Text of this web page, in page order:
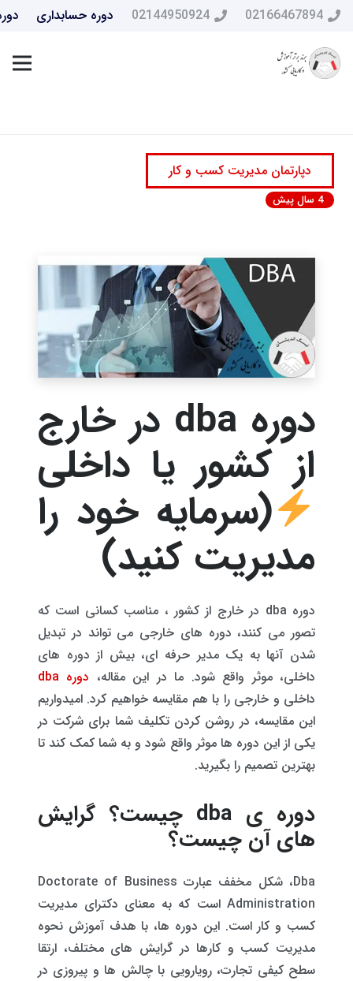
02166467894
02144950924 دوره حسابداری
دپارتمان مدیریت کسب و کار
4 سال پیش
دوره dba در خارج
از کشور یا داخلی
(سرمایه خود را
مدیریت کنید)
دوره dba در خارج از کشور ، مناسب کسانی است که
تصور می کنند، دوره های خارجی می تواند در تبدیل
شدن آنها به یک مدیر حرفه ای، بیش از دوره های
داخلی، موثر واقع شود. ما در این مقاله، دوره dba
داخلی و خارجی را با هم مقایسه خواهیم کرد. امیدواریم
این مقایسه، در روشن کردن تکلیف شما برای شرکت در
یکی از این دوره ها موثر واقع شود و به شما کمک کند تا
بهترین تصمیم را بگیرید.
دوره ی dba چیست؟ گرایش
های آن چیست؟
Dba، شکل مخفف عبارت Doctorate of Business
Administration است که به معنای دکترای مدیریت
کسب و کار است. این دوره ها، با هدف آموزش نحوه
مدیریت کسب و کارها در گرایش های مختلف، ارتقا
سطح کیفی تجارت، رویارویی با چالش ها و پیروزی در